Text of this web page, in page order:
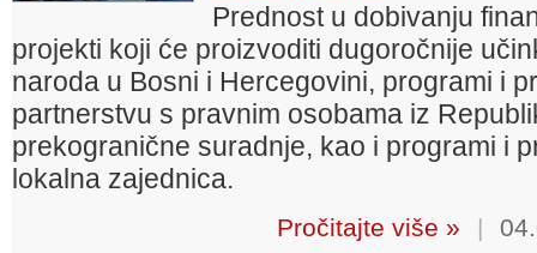
Prednost u dobivanju
projekti koji će proizvoditi dugoročnije
naroda u Bosni i Hercegovini, programi i
partnerstvu s pravnim osobama iz
prekogranične suradnje, kao i programi i
lokalna zajednica.
Pročitajte više » |